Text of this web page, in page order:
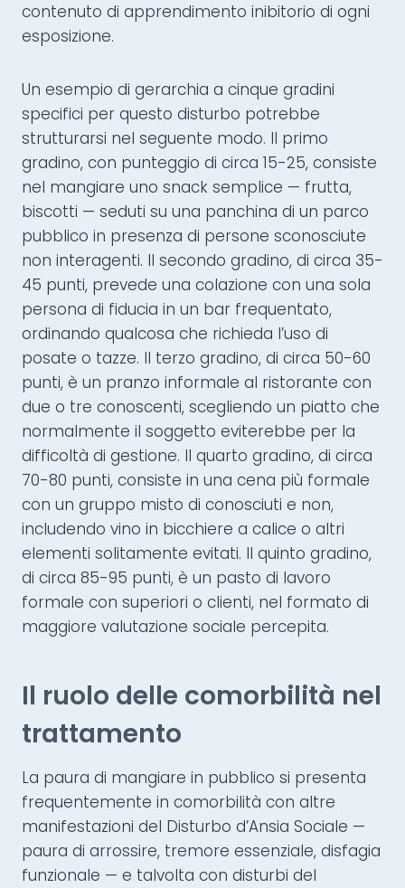
contenuto di apprendimento inibitorio di ogni
esposizione.
Un esempio di gerarchia a cinque gradini
specifici per questo disturbo potrebbe
strutturarsi nel seguente modo. Il primo
gradino, con punteggio di circa 15-25, consiste
nel mangiare uno snack semplice — frutta,
biscotti — seduti su una panchina di un parco
pubblico in presenza di persone sconosciute
non interagenti. Il secondo gradino, di circa 35-
45 punti, prevede una colazione con una sola
persona di fiducia in un bar frequentato,
ordinando qualcosa che richieda l’uso di
posate o tazze. Il terzo gradino, di circa 50-60
punti, è un pranzo informale al ristorante con
due o tre conoscenti, scegliendo un piatto che
normalmente il soggetto eviterebbe per la
difficoltà di gestione. Il quarto gradino, di circa
70-80 punti, consiste in una cena più formale
con un gruppo misto di conosciuti e non,
includendo vino in bicchiere a calice o altri
elementi solitamente evitati. Il quinto gradino,
di circa 85-95 punti, è un pasto di lavoro
formale con superiori o clienti, nel formato di
maggiore valutazione sociale percepita.
Il ruolo delle comorbilità nel
trattamento
La paura di mangiare in pubblico si presenta
frequentemente in comorbilità con altre
manifestazioni del Disturbo d’Ansia Sociale —
paura di arrossire, tremore essenziale, disfagia
funzionale — e talvolta con disturbi del